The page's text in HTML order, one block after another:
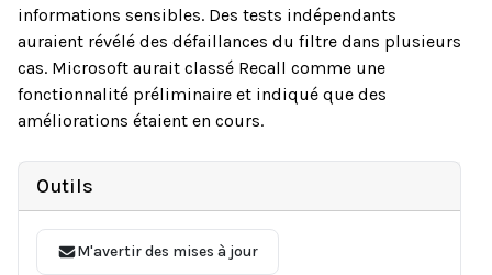
informations sensibles. Des tests indépendants
auraient révélé des défaillances du filtre dans plusieurs
cas. Microsoft aurait classé Recall comme une
fonctionnalité préliminaire et indiqué que des
améliorations étaient en cours.
Outils
M'avertir des mises à jour